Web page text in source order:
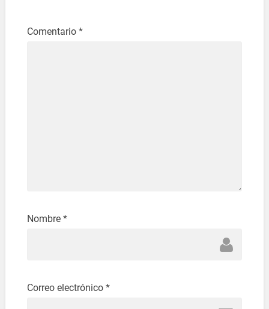
Comentario *
Nombre *
Correo electrónico *